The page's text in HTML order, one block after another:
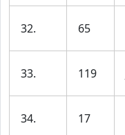
32. 65
33. 119
34. 17